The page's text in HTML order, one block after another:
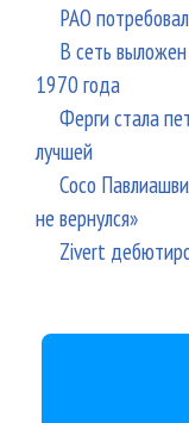
РАО
В сеть
1970 года
Ферги стала
лучшей
Сосо
не вернулся»
Zivert